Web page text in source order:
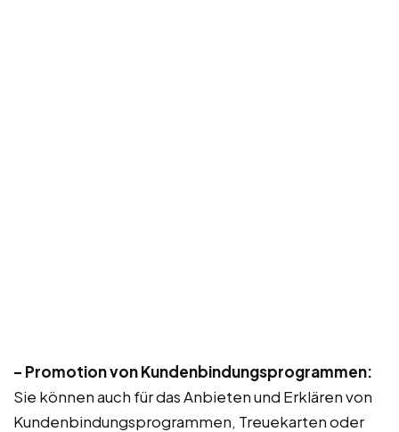
– Promotion von Kundenbindungsprogrammen:
Sie können auch für das Anbieten und Erklären von
Kundenbindungsprogrammen, Treuekarten oder